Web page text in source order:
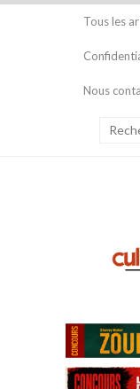
Tous les
Nous